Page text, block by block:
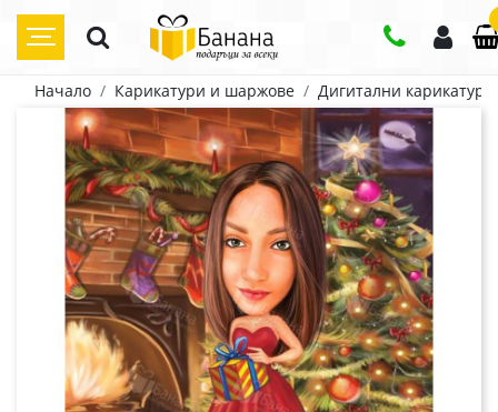
Начало Карикатури и шаржове Дигитални карикатури